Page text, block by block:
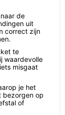
de
uit
correct zijn
te
waardevolle
misgaat
je het
bezorgen op
of